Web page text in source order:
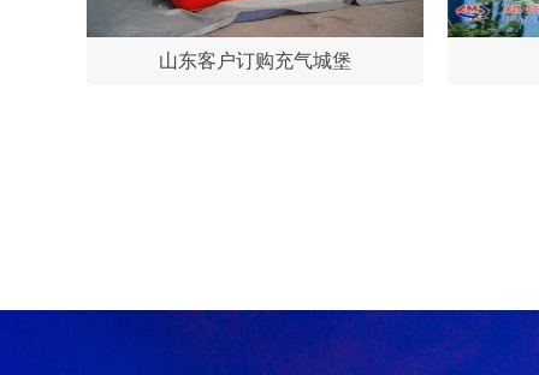
山东客户订购充气城堡